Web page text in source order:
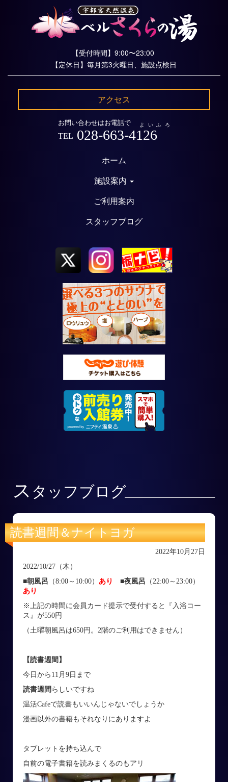
【受付時間】9:00〜23:00
【定休日】毎月第3火曜日、施設点検日
アクセス
お問い合わせはお電話で よいふろ
TEL 028-663-4126
ホーム
施設案内
ご利用案内
スタッフブログ
ス タッフブログ
読書週間＆ナイトヨガ
2022年10月27日
2022/10/27（木）
■朝風呂 （8:00～10:00） あり ■夜風呂 （22:00～23:00）
あり
※上記の時間に会員カード提示で受付すると『入浴コー
ス』が550円
（土曜朝風呂は650円。2階のご利用はできません）
【読書週間】
今日から11月9日まで
読書週間 らしいですね
温活Cafeで読書もいいんじゃないでしょうか
漫画以外の書籍もそれなりにありますよ
タブレットを持ち込んで
自前の電子書籍を読みまくるのもアリ